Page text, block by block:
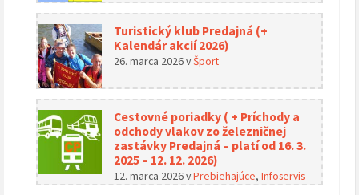
Turistický klub Predajná (+
Kalendár akcií 2026)
26. marca 2026vŠport
Cestovné poriadky ( + Príchody a
odchody vlakov zo železničnej
zastávky Predajná – platí od 16. 3.
2025 – 12. 12. 2026)
12. marca 2026vPrebiehajúce, Infoservis